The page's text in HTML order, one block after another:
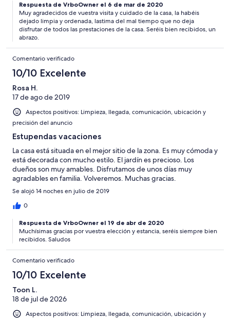
Respuesta de VrboOwner el 6 de mar de 2020
Muy agradecidos de vuestra visita y cuidado de la casa, la habéis
dejado limpia y ordenada, lastima del mal tiempo que no deja
disfrutar de todos las prestaciones de la casa. Seréis bien recibidos, un
abrazo.
Comentario verificado
10/10 Excelente
Rosa H.
17 de ago de 2019
Aspectos positivos: Limpieza, llegada, comunicación, ubicación y
precisión del anuncio
Estupendas vacaciones
La casa está situada en el mejor sitio de la zona. Es muy cómoda y
está decorada con mucho estilo. El jardín es precioso. Los
dueños son muy amables. Disfrutamos de unos días muy
agradables en familia. Volveremos. Muchas gracias.
Se alojó 14 noches en julio de 2019
0
Respuesta de VrboOwner el 19 de abr de 2020
Muchísimas gracias por vuestra elección y estancia, seréis siempre bien
recibidos. Saludos
Comentario verificado
10/10 Excelente
Toon L.
18 de jul de 2026
Aspectos positivos: Limpieza, llegada, comunicación, ubicación y